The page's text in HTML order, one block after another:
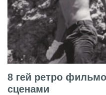
8 гей ретро
сценами